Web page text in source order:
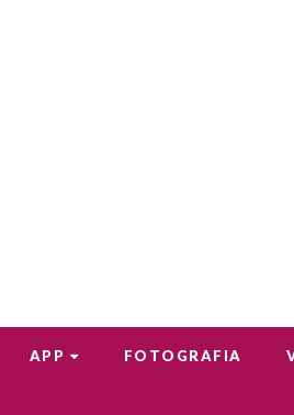
APP FOTOGRAFIA